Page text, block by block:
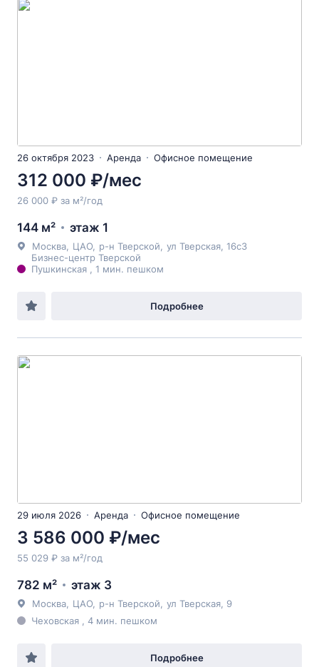
26 октября 2023 Аренда Офисное помещение
312 000 ₽/мес
26 000 ₽ за м²/год
144 м² этаж 1
Москва ЦАО р-н Тверской ул Тверская , 16с3
Бизнес-центр Тверской
Пушкинская , 1 мин. пешком
Подробнее
29 июля 2026 Аренда Офисное помещение
3 586 000 ₽/мес
55 029 ₽ за м²/год
782 м² этаж 3
Москва ЦАО р-н Тверской ул Тверская , 9
Чеховская , 4 мин. пешком
Подробнее